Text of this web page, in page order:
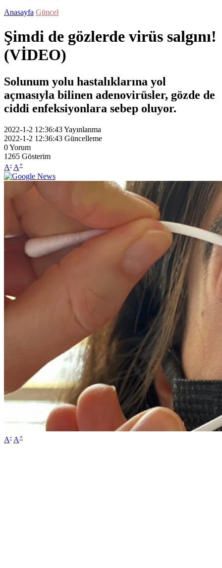
Anasayfa Güncel
Şimdi de gözlerde virüs salgını!
(VİDEO)
Solunum yolu hastalıklarına yol
açmasıyla bilinen adenovirüsler, gözde de
ciddi enfeksiyonlara sebep oluyor.
2022-1-2 12:36:43Yayınlanma
2022-1-2 12:36:43 Güncelleme
0Yorum
1265 Gösterim
A- A+
A- A+